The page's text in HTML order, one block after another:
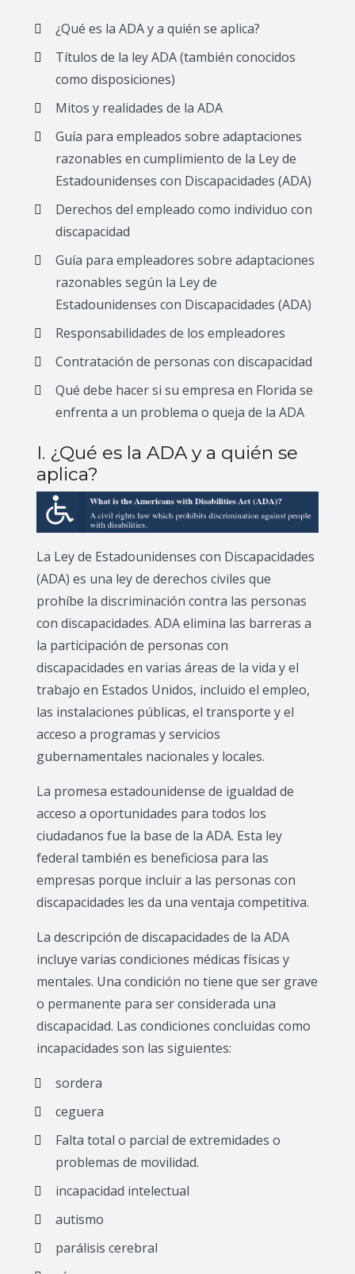
¿Qué es la ADA y a quién se aplica?
Títulos de la ley ADA (también conocidos
como disposiciones)
Mitos y realidades de la ADA
Guía para empleados sobre adaptaciones
razonables en cumplimiento de la Ley de
Estadounidenses con Discapacidades (ADA)
Derechos del empleado como individuo con
discapacidad
Guía para empleadores sobre adaptaciones
razonables según la Ley de
Estadounidenses con Discapacidades (ADA)
Responsabilidades de los empleadores
Contratación de personas con discapacidad
Qué debe hacer si su empresa en Florida se
enfrenta a un problema o queja de la ADA
I. ¿Qué es la ADA y a quién se
aplica?
La Ley de Estadounidenses con Discapacidades
(ADA) es una ley de derechos civiles que
prohíbe la discriminación contra las personas
con discapacidades. ADA elimina las barreras a
la participación de personas con
discapacidades en varias áreas de la vida y el
trabajo en Estados Unidos, incluido el empleo,
las instalaciones públicas, el transporte y el
acceso a programas y servicios
gubernamentales nacionales y locales.
La promesa estadounidense de igualdad de
acceso a oportunidades para todos los
ciudadanos fue la base de la ADA. Esta ley
federal también es beneficiosa para las
empresas porque incluir a las personas con
discapacidades les da una ventaja competitiva.
La descripción de discapacidades de la ADA
incluye varias condiciones médicas físicas y
mentales. Una condición no tiene que ser grave
o permanente para ser considerada una
discapacidad. Las condiciones concluidas como
incapacidades son las siguientes:
sordera
ceguera
Falta total o parcial de extremidades o
problemas de movilidad.
incapacidad intelectual
autismo
parálisis cerebral